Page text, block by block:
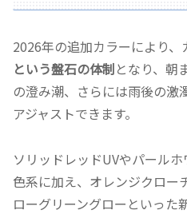
2026年の追加カラーにより
という盤石の体制となり、朝
の澄み潮、さらには雨後の激
アジャストできます。
ソリッドレッドUVやパール
色系に加え、オレンジクロー
ローグリーングローといった